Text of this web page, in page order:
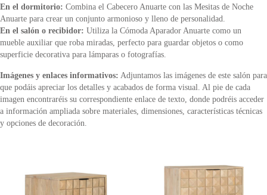
En el dormitorio: Combina el Cabecero Anuarte con las Mesitas de Noche
Anuarte para crear un conjunto armonioso y lleno de personalidad.
En el salón o recibidor: Utiliza la Cómoda Aparador Anuarte como un
mueble auxiliar que roba miradas, perfecto para guardar objetos o como
superficie decorativa para lámparas o fotografías.
Imágenes y enlaces informativos: Adjuntamos las imágenes de este salón para
que podáis apreciar los detalles y acabados de forma visual. Al pie de cada
imagen encontraréis su correspondiente enlace de texto, donde podréis acceder
a información ampliada sobre materiales, dimensiones, características técnicas
y opciones de decoración.